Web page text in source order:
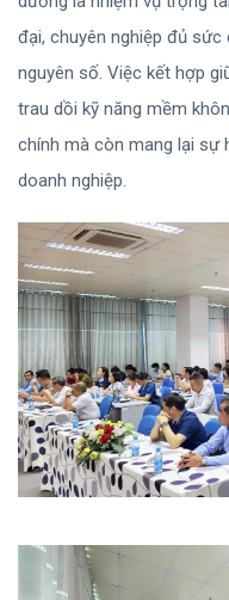
đại, chuyên nghiệp đủ
nguyên số. Việc kết hợp
trau dồi kỹ năng mềm
chính mà còn mang lại sự
doanh nghiệp.